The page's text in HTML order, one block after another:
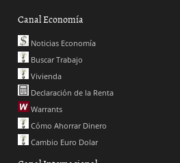
Canal Economía
Noticias Economía
Buscar Trabajo
Vivienda
Declaración de la Renta
Warrants
Cómo Ahorrar Dinero
Cambio Euro Dolar